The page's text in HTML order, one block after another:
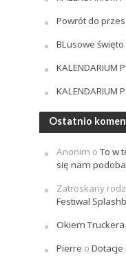
Powrót do
BLusowe
KALENDARIUM
KALENDARIUM
Ostatnio
Anonim oTo w
się nam
Zatroskany
Festiwal
Okiem Truckera
Pierre o